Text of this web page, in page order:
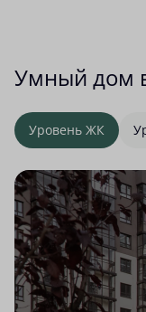
Умный дом
Уровень ЖК